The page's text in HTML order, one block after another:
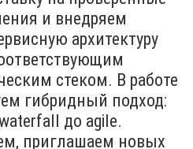
и внедряем
архитектуру
стеком. В работе
гибридный подход:
до agile.
приглашаем новых